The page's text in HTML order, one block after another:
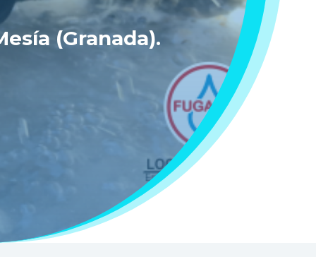
(Granada).